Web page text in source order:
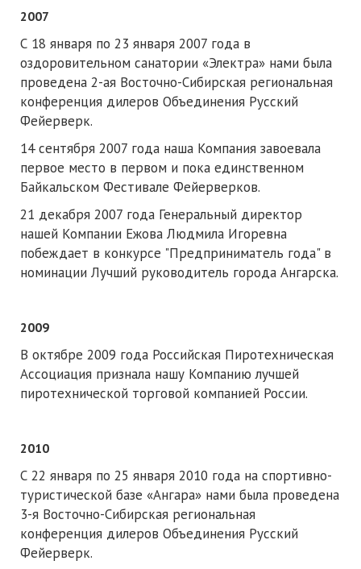
2007
С 18 января по 23 января 2007 года в
оздоровительном санатории «Электра» нами была
проведена 2-ая Восточно-Сибирская региональная
конференция дилеров Объединения Русский
Фейерверк.
14 сентября 2007 года наша Компания завоевала
первое место в первом и пока единственном
Байкальском Фестивале Фейерверков.
21 декабря 2007 года Генеральный директор
нашей Компании Ежова Людмила Игоревна
побеждает в конкурсе "Предприниматель года" в
номинации Лучший руководитель города Ангарска.
2009
В октябре 2009 года Российская Пиротехническая
Ассоциация признала нашу Компанию лучшей
пиротехнической торговой компанией России.
2010
С 22 января по 25 января 2010 года на спортивно-
туристической базе «Ангара» нами была проведена
3-я Восточно-Сибирская региональная
конференция дилеров Объединения Русский
Фейерверк.